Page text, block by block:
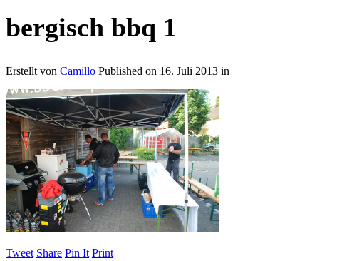
bergisch bbq 1
Erstellt von Camillo Published on 16. Juli 2013 in
Tweet Share Pin It Print